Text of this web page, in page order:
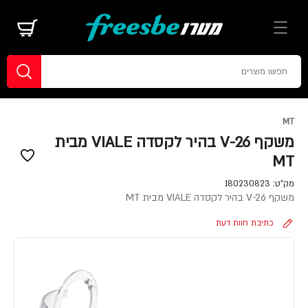
MT
משקף V-26 בהיר לקסדה VIALE מבית
MT
מק"ט: 180230823
משקף V-26 בהיר לקסדה VIALE מבית MT
כתיבת חוות דעת